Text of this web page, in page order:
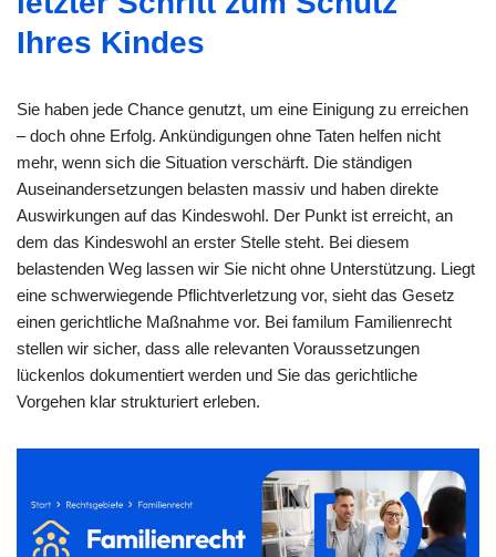
Ihres Kindes
Sie haben jede Chance genutzt, um eine Einigung zu erreichen
– doch ohne Erfolg. Ankündigungen ohne Taten helfen nicht
mehr, wenn sich die Situation verschärft. Die ständigen
Auseinandersetzungen belasten massiv und haben direkte
Auswirkungen auf das Kindeswohl. Der Punkt ist erreicht, an
dem das Kindeswohl an erster Stelle steht. Bei diesem
belastenden Weg lassen wir Sie nicht ohne Unterstützung. Liegt
eine schwerwiegende Pflichtverletzung vor, sieht das Gesetz
einen gerichtliche Maßnahme vor. Bei familum Familienrecht
stellen wir sicher, dass alle relevanten Voraussetzungen
lückenlos dokumentiert werden und Sie das gerichtliche
Vorgehen klar strukturiert erleben.